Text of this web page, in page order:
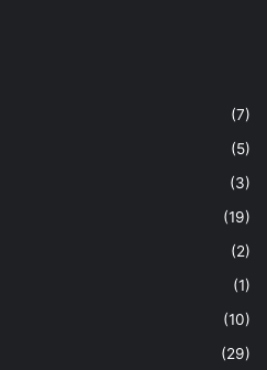
(7)
(5)
(3)
(19)
(2)
(1)
(10)
(29)